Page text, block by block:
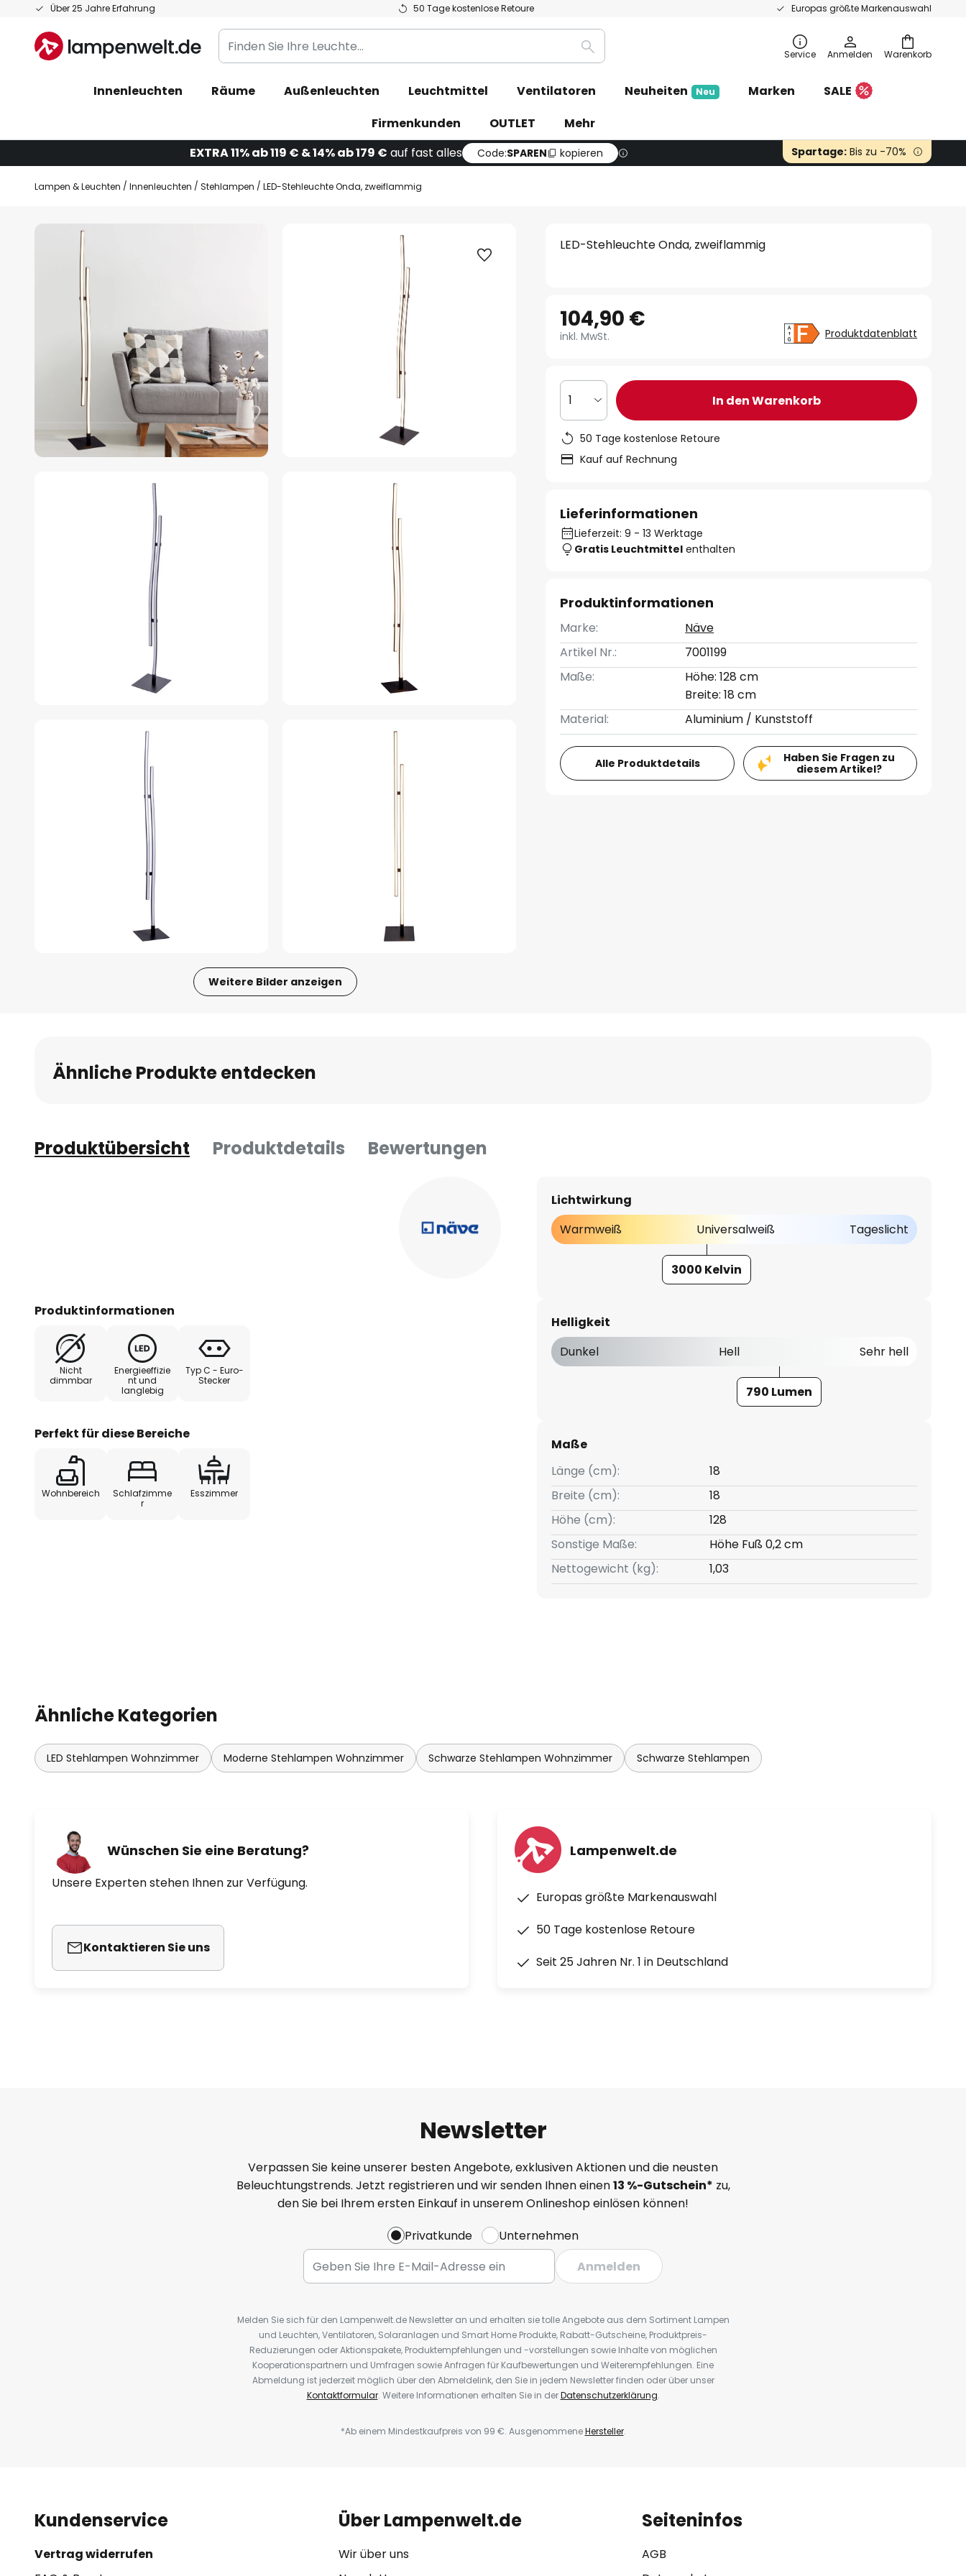
Über 25 Jahre Erfahrung 50 Tage kostenlose Retoure Europas größte Markenauswahl
Zum
springen
Warenkorb
Finden
Sie
Leuchte...
Suche Service Anmelden
Innenleuchten Räume Außenleuchten Leuchtmittel Ventilatoren Neuheiten Neu Marken
SALE
Firmenkunden
OUTLET
Mehr
EXTRA 11% ab 119 € & 14% ab 179 € auf fast alles Code:SPAREN kopieren Spartage: Bis zu -70%
Lampen & Leuchten Innenleuchten Stehlampen LED-Stehleuchte Onda, zweiflammig
Bildgalerie
springen
Weitere Bilder anzeigen
Bildgalerie
springen
LED-Stehleuchte Onda, zweiflammig
104,90 €
inkl. MwSt. Produktdatenblatt
1 In den Warenkorb
50 Tage kostenlose Retoure
Kauf auf Rechnung
Lieferinformationen
Lieferzeit: 9 - 13 Werktage
Gratis Leuchtmittel enthalten
Produktinformationen
Marke:
Näve
Artikel Nr.:
7001199
Maße:
Höhe: 128 cm
Breite: 18 cm
Material:
Aluminium / Kunststoff
Alle Produktdetails
Haben Sie Fragen zu
diesem Artikel?
Ähnliche Produkte entdecken
Produktübersicht Produktdetails Bewertungen
Produktinformationen
Nicht
dimmbar
Energieeffizie
nt und
langlebig
Typ C - Euro-
Stecker
Perfekt für diese Bereiche
Wohnbereich
Schlafzimme
r
Esszimmer
Lichtwirkung
Warmweiß
Universalweiß Tageslicht
3000 Kelvin
Helligkeit
Dunkel
Hell Sehr hell
790 Lumen
Maße
Länge (cm):
18
Breite (cm):
18
Höhe (cm):
128
Sonstige Maße:
Höhe Fuß 0,2 cm
Nettogewicht (kg):
1,03
Ähnliche Kategorien
LED Stehlampen Wohnzimmer Moderne Stehlampen Wohnzimmer Schwarze Stehlampen Wohnzimmer Schwarze Stehlampen
Wünschen Sie eine Beratung?
Unsere Experten stehen Ihnen zur Verfügung.
Kontaktieren Sie uns
Lampenwelt.de
Europas größte Markenauswahl
50 Tage kostenlose Retoure
Seit 25 Jahren Nr. 1 in Deutschland
Newsletter
Verpassen Sie keine unserer besten Angebote, exklusiven Aktionen und die neusten
Beleuchtungstrends. Jetzt registrieren und wir senden Ihnen einen13 %-Gutschein* zu,
den Sie bei Ihrem ersten Einkauf in unserem Onlineshop einlösen können!
Privatkunde
Unternehmen
Anmelden
Melden Sie sich für den Lampenwelt.de Newsletter an und erhalten sie tolle Angebote aus dem Sortiment Lampen
und Leuchten, Ventilatoren, Solaranlagen und Smart Home Produkte, Rabatt-Gutscheine, Produktpreis-
Reduzierungen oder Aktionspakete, Produktempfehlungen und -vorstellungen sowie Inhalte von möglichen
Kooperationspartnern und Umfragen sowie Anfragen für Kaufbewertungen und Weiterempfehlungen. Eine
Abmeldung ist jederzeit möglich über den Abmeldelink, den Sie in jedem Newsletter finden oder über unser
Kontaktformular. Weitere Informationen erhalten Sie in derDatenschutzerklärung.
*Ab einem Mindestkaufpreis von 99 €. AusgenommeneHersteller.
Kundenservice
Vertrag widerrufen
Über Lampenwelt.de
Wir über uns
Seiteninfos
AGB